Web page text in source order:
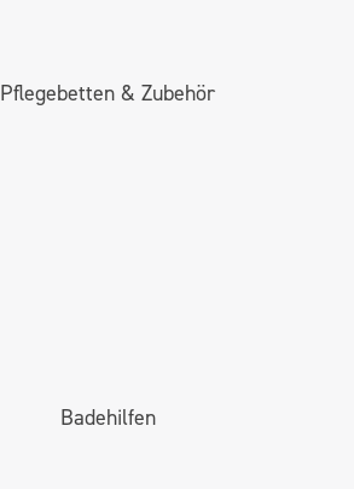
Pflege­betten & Zubehör
Badehilfen